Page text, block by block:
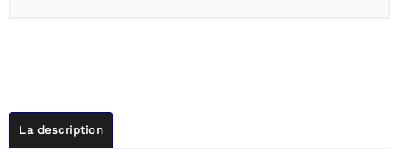
La description